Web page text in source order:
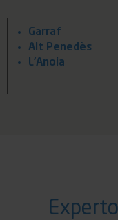
Garraf
Alt Penedès
L’Anoia